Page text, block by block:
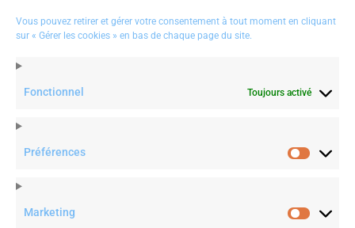
Vous pouvez retirer et gérer votre consentement à tout moment en cliquant
sur « Gérer les cookies » en bas de chaque page du site.
Fonctionnel Toujours activé
Préférences
Marketing
# Rueil Malmaison, 92500
(+3)1 85 54 20 20
contact@maintenantdemain.com